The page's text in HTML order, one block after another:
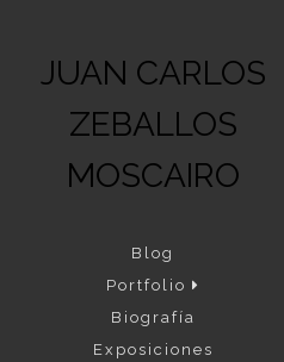
JUAN CARLOS
ZEBALLOS
MOSCAIRO
Blog
Portfolio
Biografía
Exposiciones